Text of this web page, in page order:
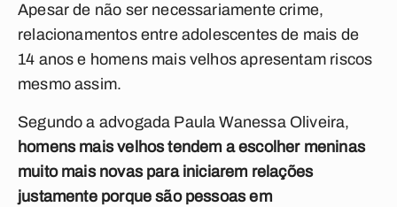
Apesar de não ser necessariamente crime,
relacionamentos entre adolescentes de mais de
14 anos e homens mais velhos apresentam riscos
mesmo assim.
Segundo a advogada Paula Wanessa Oliveira,
homens mais velhos tendem a escolher meninas
muito mais novas para iniciarem relações
justamente porque são pessoas em